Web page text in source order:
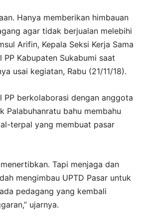
Hanya memberikan himbauan
agar tidak berjualan melebihi
Arifin, Kepala Seksi Kerja Sama
PP Kabupaten Sukabumi saat
usai kegiatan, Rabu (21/11/18).
PP berkolaborasi dengan anggota
Palabuhanratu bahu membahu
terpal yang membuat pasar
Tapi menjaga dan
mengimbau UPTD Pasar untuk
pedagang yang kembali
ujarnya.